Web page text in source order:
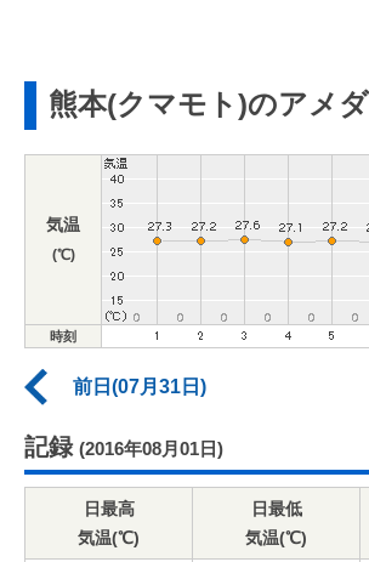
熊本(クマモト)のアメ
気温
(℃)
時刻
前日(07月31日)
記録 (2016年08月01日)
日最高
気温(℃)
日最低
気温(℃)